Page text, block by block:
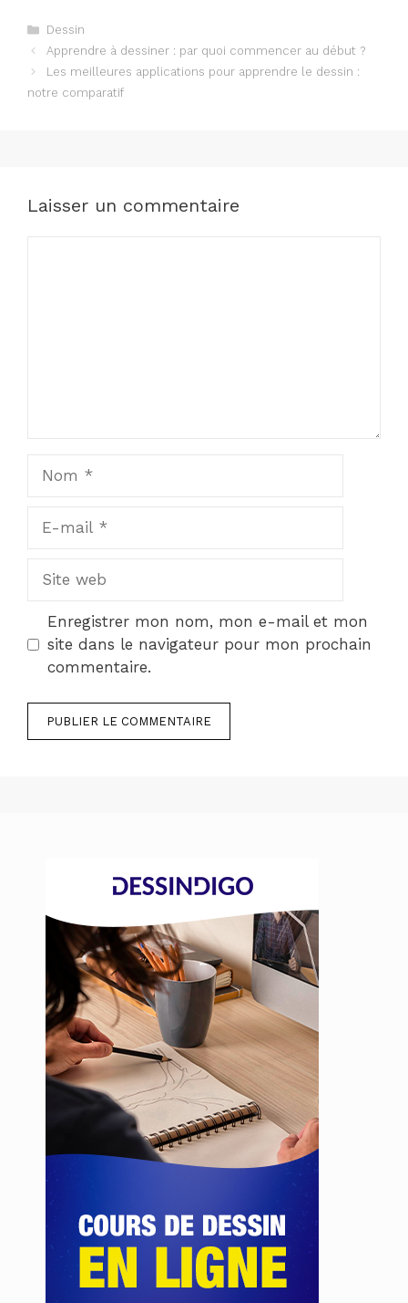
Catégories
Dessin
Apprendre à dessiner : par quoi commencer au début ?
Les meilleures applications pour apprendre le dessin :
notre comparatif
Laisser un commentaire
Site
Enregistrer mon nom, mon e-mail et mon
site dans le navigateur pour mon prochain
commentaire.